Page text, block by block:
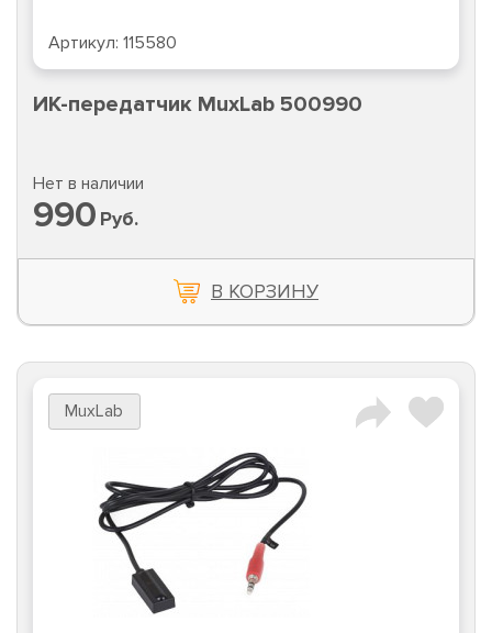
Артикул: 115580
ИК-передатчик MuxLab 500990
Нет в наличии
990 Руб.
В КОРЗИНУ
MuxLab